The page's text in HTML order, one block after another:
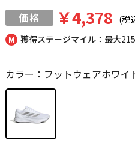
獲得ステージマイル：最大
￥4,378 (税
カラー：フットウェアホワ